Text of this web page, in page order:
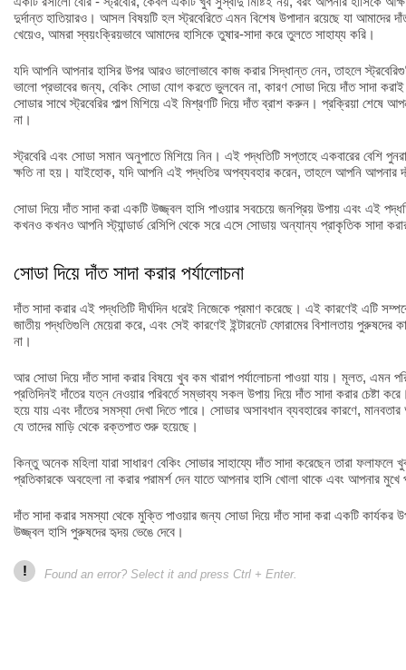
দুর্দান্ত হাতিয়ারও। আসল বিষয়টি হল স্ট্রবেরিতে এমন বিশেষ উপাদান রয়েছে যা আমাদের
খেয়েও, আমরা স্বয়ংক্রিয়ভাবে আমাদের হাসিকে তুষার-সাদা করে তুলতে সাহায্য করি।
যদি আপনি আপনার হাসির উপর আরও ভালোভাবে কাজ করার সিদ্ধান্ত নেন, তাহলে
ভালো প্রভাবের জন্য, বেকিং সোডা যোগ করতে ভুলবেন না, কারণ সোডা দিয়ে দাঁত সাদা
সোডার সাথে স্ট্রবেরির পাল্প মিশিয়ে এই মিশ্রণটি দিয়ে দাঁত ব্রাশ করুন। প্রক্রিয়া শেষে
না।
স্ট্রবেরি এবং সোডা সমান অনুপাতে মিশিয়ে নিন। এই পদ্ধতিটি সপ্তাহে একবারের বেশি
ক্ষতি না হয়। যাইহোক, যদি আপনি এই পদ্ধতির অপব্যবহার করেন, তাহলে আপনি আপনার
সোডা দিয়ে দাঁত সাদা করা একটি উজ্জ্বল হাসি পাওয়ার সবচেয়ে জনপ্রিয় উপায় এবং এই
কখনও কখনও আপনি স্ট্যান্ডার্ড রেসিপি থেকে সরে এসে সোডায় অন্যান্য প্রাকৃতিক সাদা
সোডা দিয়ে দাঁত সাদা করার পর্যালোচনা
দাঁত সাদা করার এই পদ্ধতিটি দীর্ঘদিন ধরেই নিজেকে প্রমাণ করেছে। এই কারণেই এটি
জাতীয় পদ্ধতিগুলি মেয়েরা করে, এবং সেই কারণেই ইন্টারনেট ফোরামের বিশালতায় পুরুষদের
না।
আর সোডা দিয়ে দাঁত সাদা করার বিষয়ে খুব কম খারাপ পর্যালোচনা পাওয়া যায়। মূলত, এমন
প্রতিদিনই দাঁতের যত্ন নেওয়ার পরিবর্তে সম্ভাব্য সকল উপায় দিয়ে দাঁত সাদা করার চেষ্টা
হয়ে যায় এবং দাঁতের সমস্যা দেখা দিতে পারে। সোডার অসাবধান ব্যবহারের কারণে,
যে তাদের মাড়ি থেকে রক্তপাত শুরু হয়েছে।
কিন্তু অনেক মহিলা যারা সাধারণ বেকিং সোডার সাহায্যে দাঁত সাদা করেছেন তারা
প্রতিকারকে অবহেলা না করার পরামর্শ দেন যাতে আপনার হাসি খোলা থাকে এবং আপনার
দাঁত সাদা করার সমস্যা থেকে মুক্তি পাওয়ার জন্য সোডা দিয়ে দাঁত সাদা করা একটি
উজ্জ্বল হাসি পুরুষদের হৃদয় ভেঙে দেবে।
! Found an error? Select it and press Ctrl + Enter.